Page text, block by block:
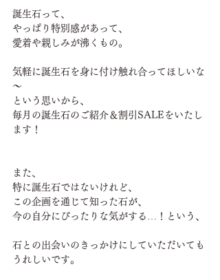
誕生石って、
やっぱり特別感があって、
愛着や親しみが沸くもの。
気軽に誕生石を身に付け触れ合ってほしいな
～
という思いから、
毎月の誕生石のご紹介＆割引SALEをいたし
ます！
また、
特に誕生石ではないけれど、
この企画を通じて知った石が、
今の自分にぴったりな気がする…！という、
石との出会いのきっかけにしていただいても
うれしいです。